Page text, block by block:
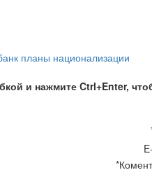
планы национализации
и нажмите Ctrl+Enter,
*